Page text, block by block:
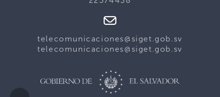
telecomunicaciones@siget.gob.sv
telecomunicaciones@siget.gob.sv